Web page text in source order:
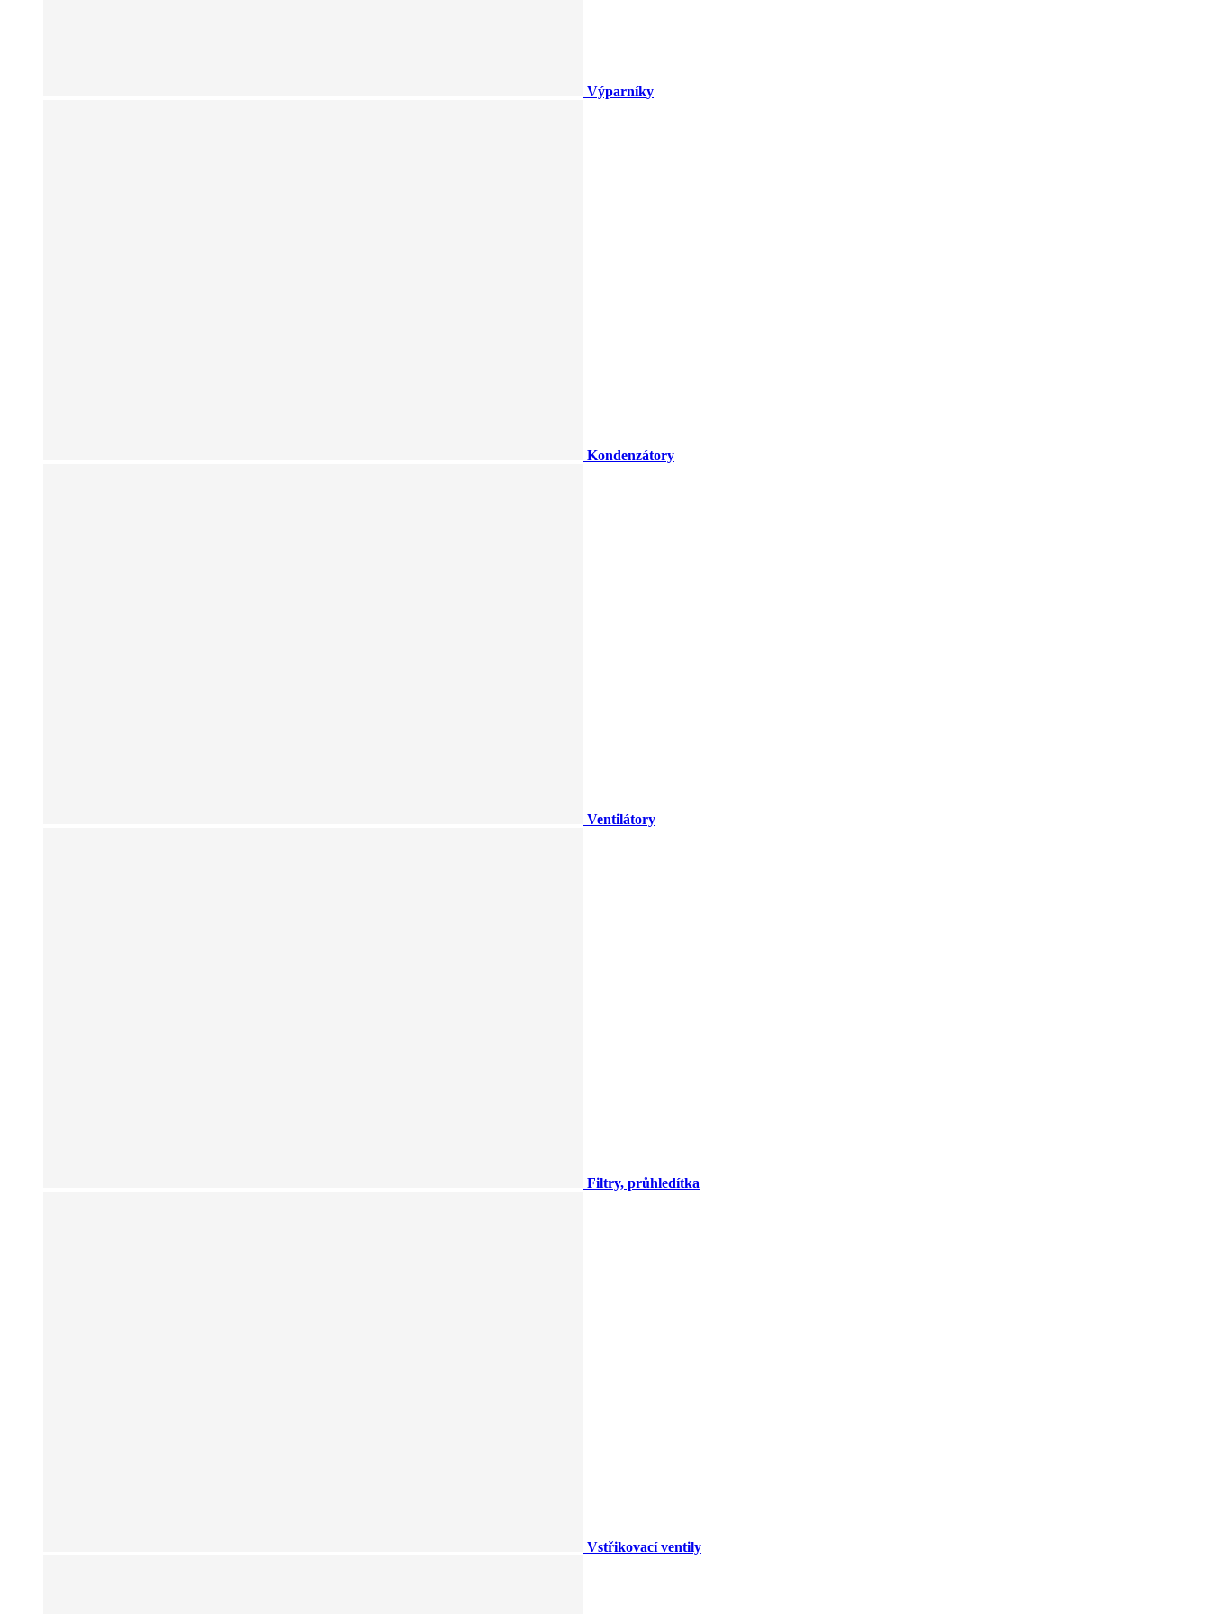
Výparníky
Kondenzátory
Ventilátory
Filtry, průhledítka
Vstřikovací ventily